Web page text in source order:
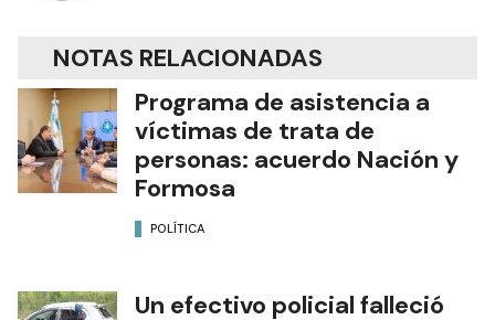
NOTAS RELACIONADAS
Programa de asistencia a
víctimas de trata de
personas: acuerdo Nación y
Formosa
POLÍTICA
Un efectivo policial falleció